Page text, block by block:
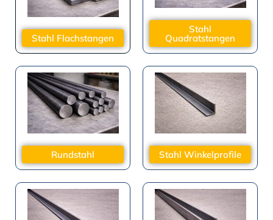
Stahl Flachstangen
Stahl
Quadratstangen
Rundstahl Stahl Winkelprofile